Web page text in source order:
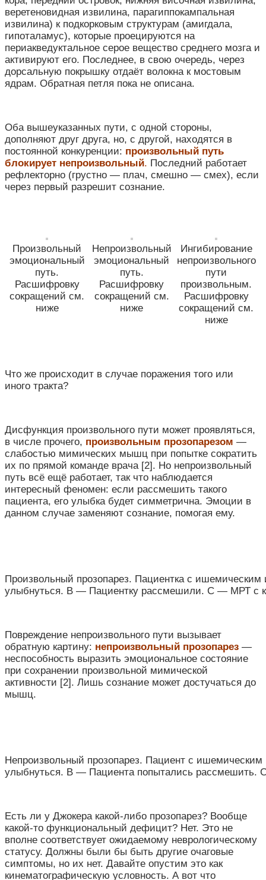
веретеновидная извилина, парагиппокампальная
извилина) к подкорковым структурам (амигдала,
гипоталамус), которые проецируются на
периакведуктальное серое вещество среднего мозга и
активируют его. Последнее, в свою очередь, через
дорсальную покрышку отдаёт волокна к мостовым
ядрам. Обратная петля пока не описана.
Оба вышеуказанных пути, с одной стороны,
дополняют друг друга, но, с другой, находятся в
постоянной конкуренции: произвольный путь
блокирует непроизвольный. Последний работает
рефлекторно (грустно — плач, смешно — смех), если
через первый разрешит сознание.
Произвольный
эмоциональный
путь.
Расшифровку
сокращений см.
ниже
Непроизвольный
эмоциональный
путь.
Расшифровку
сокращений см.
ниже
Ингибирование
непроизвольного
пути
произвольным.
Расшифровку
сокращений см.
ниже
Что же происходит в случае поражения того или
иного тракта?
Дисфункция произвольного пути может проявляться,
в числе прочего, произвольным прозопарезом —
слабостью мимических мышц при попытке сократить
их по прямой команде врача [2]. Но непроизвольный
путь всё ещё работает, так что наблюдается
интересный феномен: если рассмешить такого
пациента, его улыбка будет симметрична. Эмоции в
данном случае заменяют сознание, помогая ему.
Произвольный прозопарез. Пациентка с
улыбнуться. B — Пациентку рассмешили. C — МРТ с
Повреждение непроизвольного пути вызывает
обратную картину: непроизвольный прозопарез —
неспособность выразить эмоциональное состояние
при сохранении произвольной мимической
активности [2]. Лишь сознание может достучаться до
мышц.
Непроизвольный прозопарез. Пациент с
улыбнуться. B — Пациента попытались рассмешить.
Есть ли у Джокера какой-либо прозопарез? Вообще
какой-то функциональный дефицит? Нет. Это не
вполне соответствует ожидаемому неврологическому
статусу. Должны были бы быть другие очаговые
симптомы, но их нет. Давайте опустим это как
кинематографическую условность. А вот что